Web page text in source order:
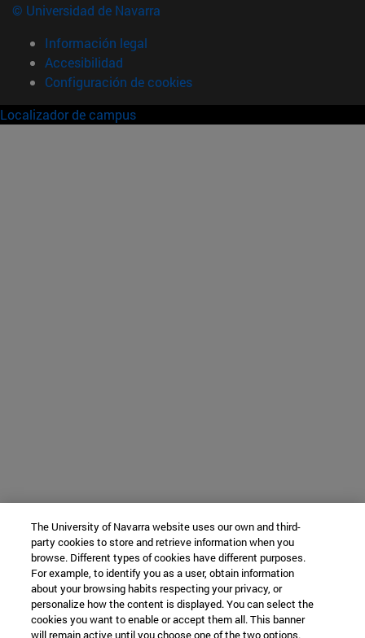
© Universidad de Navarra
Información legal
Accesibilidad
Configuración de cookies
Localizador de campus
The University of Navarra website uses our own and third-
party cookies to store and retrieve information when you
browse. Different types of cookies have different purposes.
For example, to identify you as a user, obtain information
about your browsing habits respecting your privacy, or
personalize how the content is displayed. You can select the
cookies you want to enable or accept them all. This banner
will remain active until you choose one of the two options.